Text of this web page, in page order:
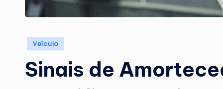
Posted
Veículo
Sinais de